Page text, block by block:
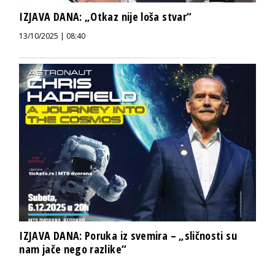
IZJAVA DANA: „Otkaz nije loša stvar“
13/10/2025 | 08:40
IZJAVA DANA: Poruka iz svemira – „sličnosti su
nam jače nego razlike“